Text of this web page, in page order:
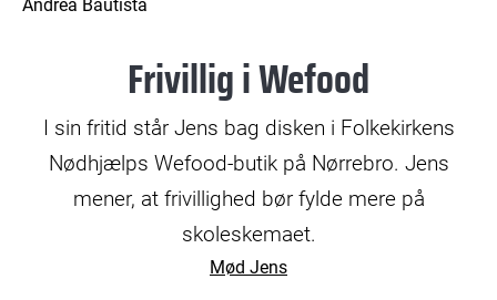
Frivillig i Wefood
I sin fritid står Jens bag disken i Folkekirkens
Nødhjælps Wefood-butik på Nørrebro. Jens
mener, at frivillighed bør fylde mere på
skoleskemaet.
Mød Jens